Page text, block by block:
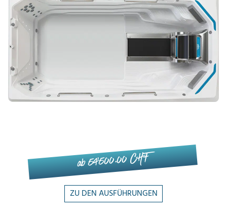
ab 54'500.00 CHF
ZU DEN AUSFÜHRUNGEN